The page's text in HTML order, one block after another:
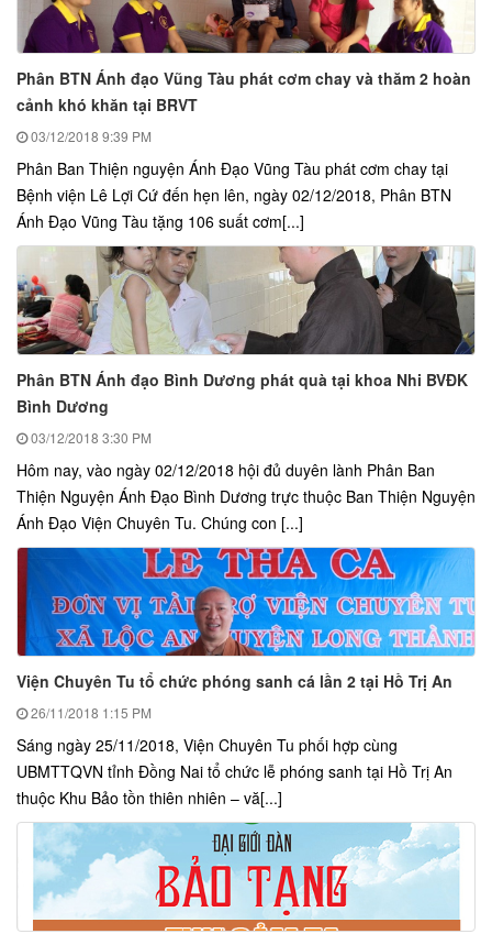
Phân BTN Ánh đạo Vũng Tàu phát cơm chay và thăm 2 hoàn
cảnh khó khăn tại BRVT
03/12/2018 9:39 PM
Phân Ban Thiện nguyện Ánh Đạo Vũng Tàu phát cơm chay tại
Bệnh viện Lê Lợi Cứ đến hẹn lên, ngày 02/12/2018, Phân BTN
Ánh Đạo Vũng Tàu tặng 106 suất cơm[...]
Phân BTN Ánh đạo Bình Dương phát quà tại khoa Nhi BVĐK
Bình Dương
03/12/2018 3:30 PM
Hôm nay, vào ngày 02/12/2018 hội đủ duyên lành Phân Ban
Thiện Nguyện Ánh Đạo Bình Dương trực thuộc Ban Thiện Nguyện
Ánh Đạo Viện Chuyên Tu. Chúng con [...]
Viện Chuyên Tu tổ chức phóng sanh cá lần 2 tại Hồ Trị An
26/11/2018 1:15 PM
Sáng ngày 25/11/2018, Viện Chuyên Tu phối hợp cùng
UBMTTQVN tỉnh Đồng Nai tổ chức lễ phóng sanh tại Hồ Trị An
thuộc Khu Bảo tồn thiên nhiên – vă[...]